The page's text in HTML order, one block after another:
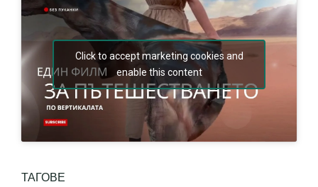
Click to accept marketing cookies and
enable this content
ТАГОВЕ